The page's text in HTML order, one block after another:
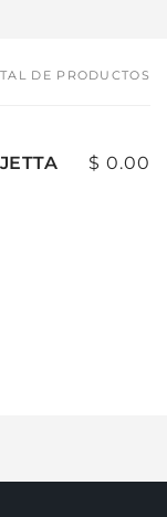
DE PRODUCTOS
$ 0.00